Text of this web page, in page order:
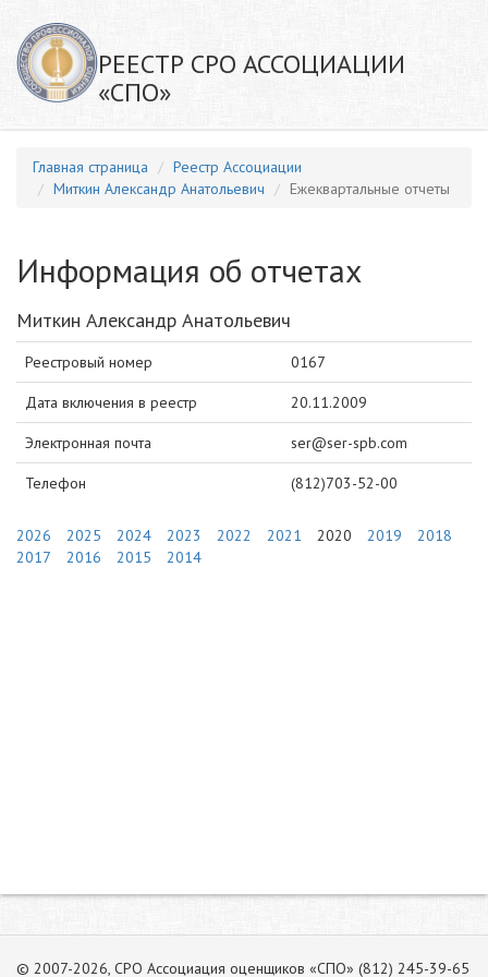
РЕЕСТР СРО АССОЦИАЦИИ
«СПО»
Главная страница
Реестр Ассоциации
Миткин Александр Анатольевич
Ежеквартальные отчеты
Информация об отчетах
Миткин Александр Анатольевич
Реестровый номер 0167
Дата включения в реестр 20.11.2009
Электронная почта ser@ser-spb.com
Телефон (812)703-52-00
2026 2025 2024 2023 2022 2021 2020 2019
2018
2017
2016 2015 2014
© 2007-2026, СРО Ассоциация оценщиков «СПО» (812) 245-39-65